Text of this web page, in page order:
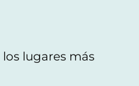
lugares más